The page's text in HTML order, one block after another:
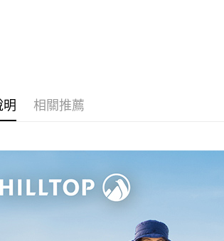
明 相關推薦